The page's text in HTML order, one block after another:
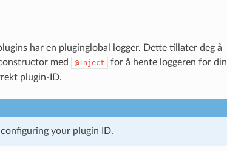
har en pluginglobal logger. Dette tillater deg å
med
@Inject
for å hente loggeren for din
plugin-ID.
your plugin ID.